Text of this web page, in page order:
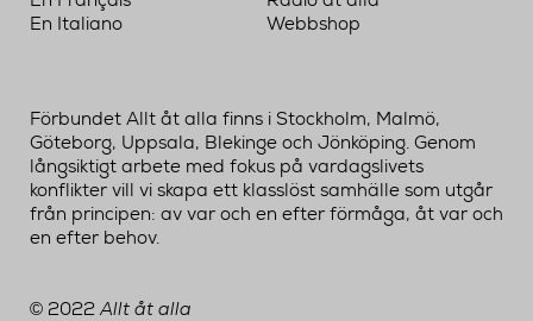
En Italiano
Webbshop
Förbundet Allt åt alla finns i Stockholm, Malmö,
Göteborg, Uppsala, Blekinge och Jönköping. Genom
långsiktigt arbete med fokus på vardagslivets
konflikter vill vi skapa ett klasslöst samhälle som utgår
från principen: av var och en efter förmåga, åt var och
en efter behov.
© 2022Allt åt alla